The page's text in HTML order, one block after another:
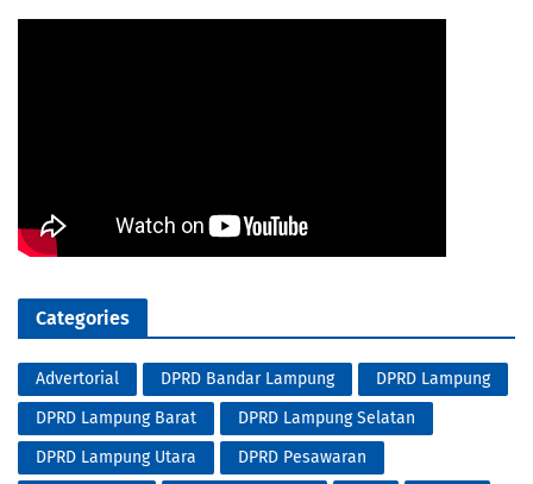
Categories
Advertorial DPRD Bandar Lampung
DPRD Lampung
DPRD Lampung Barat
DPRD Lampung Selatan
DPRD Lampung Utara
DPRD Pesawaran